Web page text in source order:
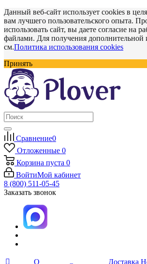
Данный веб-сайт использует cookies в
вам лучшего пользовательского опыта.
использовать сайт, вы даете согласие на
файлами. Для получения
см.Политика использования cookies
Принять
Сравнение0
Отложенные 0
Корзина пуста 0
ВойтиМой кабинет
8 (800) 511-05-45
Заказать звонок
О
Доставка